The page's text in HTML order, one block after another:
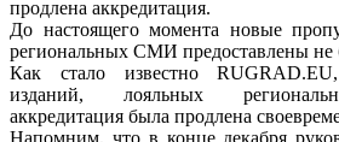
продлена аккредитация.
До настоящего момента новые
региональных СМИ предоставлены не
Как стало известно
изданий, лояльных
аккредитация была продлена
Напомним, что в конце декабря